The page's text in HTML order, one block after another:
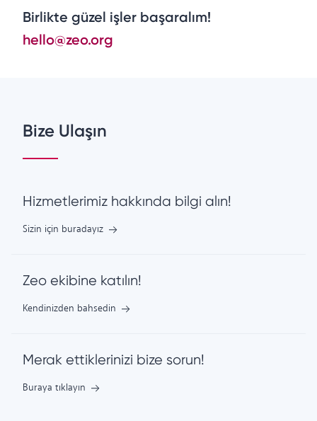
Birlikte güzel işler başaralım!
hello@zeo.org
Bize Ulaşın
Hizmetlerimiz hakkında bilgi alın!
Sizin için buradayız
Zeo ekibine katılın!
Kendinizden bahsedin
Merak ettiklerinizi bize sorun!
Buraya tıklayın